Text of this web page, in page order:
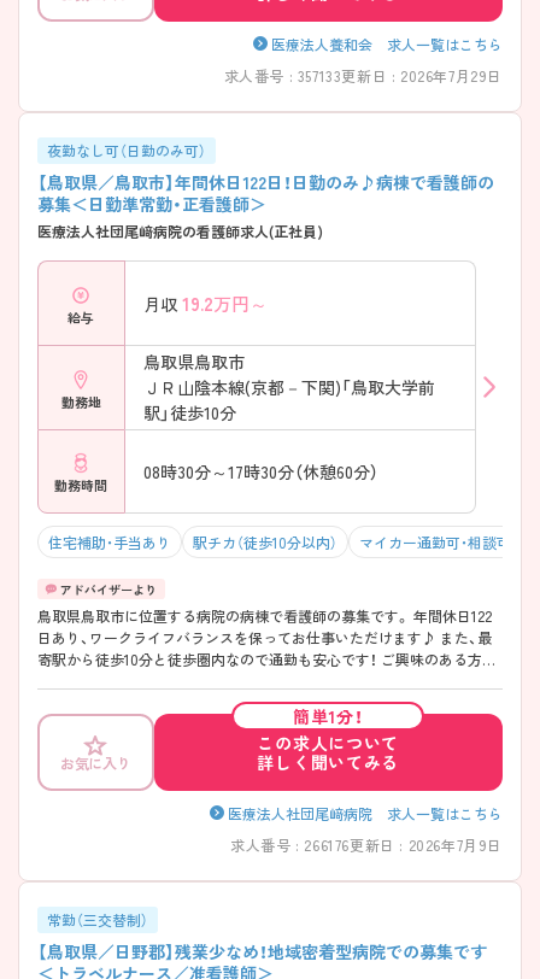
しする仕組みも充実。短時間正職員制度や学童保育利用制度も整ってい
るため、ライフステージが変化しても長く働き続けやすい法人です。地
域に根差した看護を実践したい方にぜひ注目していただきたい求人で
す。 ――――――――――――――― ■ 医療・介護の両方に関われる♪
――――――――――――――― 地域を支える幅広いフィールドがあ
やグループホームも運営 ・訪問サービスを含めた多彩な事業展開 ・退院
後の生活支援にも携われる環境 → 地域包括ケアの流れを身近に感じな
がら経験を積めます。 ――――――――――――――― ■ 「残業少な
め」がうれしい職場♪ ――――――――――――――― ワークライフバ
ランスを大切にできます。 ・「年間休日114日」 ・月平均残業時間は「1時
間」 ・賞与実績「年2回・計4.10ヶ月分」 ・計画的な休暇取得を推進 → プラ
――――――――――――――― ■ 学び続けられるサポート体制！
――――――――――――――― スキルアップを後押しする制度があ
ります。 ・Eラーニングを活用した学習環境 ・各種研修支援制度あり ・認
定資格などの資格取得支援制度あり ・継続的なキャリア形成を応援 →
経験を積みながら専門性を高めていけます。
――――――――――――――― ■ 長く働きたい方にもおすすめ♪
――――――――――――――― ライフイベントに寄り添う制度が整
っています。 ・短時間正職員制度あり ・長期休暇時の学童保育利用制度
あり ・育児休業取得実績あり ・介護休業取得実績あり → 将来を見据えな
がら安心して勤務を続けられます。
医療法人養和会 求人一覧はこちら
求人番号 : 357133更新日 : 2026年7月29日
夜勤なし可（日勤のみ可）
【鳥取県／鳥取市】年間休日122日！日勤のみ♪病棟で看護師の
募集＜日勤準常勤・正看護師＞
医療法人社団尾﨑病院の看護師求人(正社員)
給与
月収 19.2万円～
勤務地
鳥取県鳥取市
ＪＲ山陰本線(京都－下関)「鳥取大学前
駅」徒歩10分
勤務時間
08時30分～17時30分（休憩60分）
住宅補助・手当あり 駅チカ（徒歩10分以内） マイカー通勤可・相談可
鳥取県鳥取市に位置する病院の病棟で看護師の募集です。 年間休日122
日あり、ワークライフバランスを保ってお仕事いただけます♪ また、最
寄駅から徒歩10分と徒歩圏内なので通勤も安心です！ ご興味のある方は
お気に入り
簡単1分！
この求人について
詳しく聞いてみる
医療法人社団尾﨑病院 求人一覧はこちら
求人番号 : 266176更新日 : 2026年7月9日
常勤（三交替制）
【鳥取県／日野郡】残業少なめ！地域密着型病院での募集です
＜トラベルナース／准看護師＞